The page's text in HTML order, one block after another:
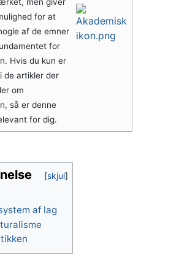
for at
af de emner
for
Hvis du kun er
de artikler der
om
så er denne
for dig.
af lag